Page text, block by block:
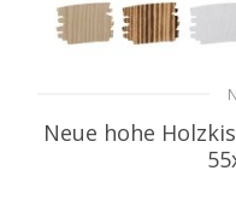
Neue hohe